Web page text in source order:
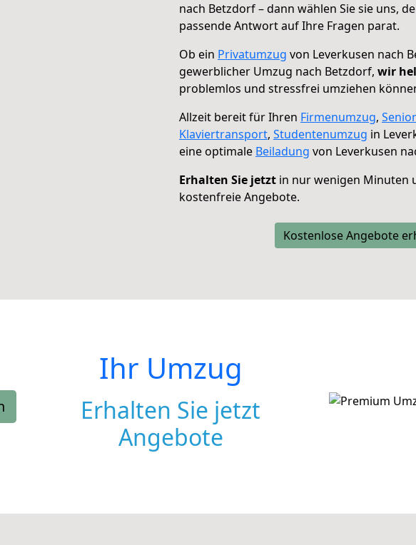
nach Betzdorf – dann wählen Sie sie uns,
passende Antwort auf Ihre Fragen parat.
Ob ein Privatumzug von Leverkusen nach
gewerblicher Umzug nach Betzdorf, wir
problemlos und stressfrei umziehen
Allzeit bereit für Ihren Firmenumzug,
Klaviertransport, Studentenumzug in
eine optimale Beiladung von Leverkusen
Erhalten Sie jetzt in nur wenigen Minuten
kostenfreie Angebote.
Kostenlose Angebote
Ihr Umzug
Erhalten Sie jetzt
Angebote